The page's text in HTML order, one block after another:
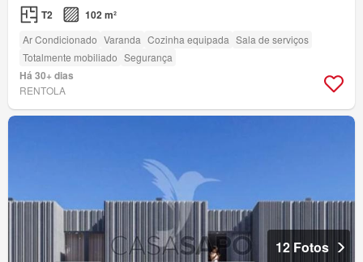
T2 102 m²
Ar Condicionado Varanda Cozinha equipada Sala de serviços
Totalmente mobiliado Segurança
Há 30+ dias
RENTOLA
12 Fotos